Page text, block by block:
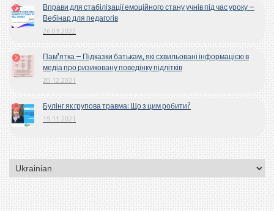
Вправи для стабілізації емоційного стану учнів під час уроку –
Вебінар для педагогів
26.03.2022
Пам’ятка – Підказки батькам, які схвильовані інформацією в
медіа про ризиковану поведінку підлітків
20.12.2021
Булінг як групова травма: Що з цим робити?
15.11.2021
Вибрати
мову